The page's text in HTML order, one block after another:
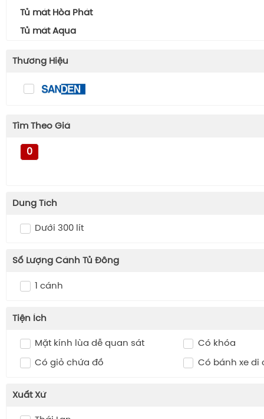
Tủ mát Hòa Phát
Tủ mát Aqua
Thương Hiệu
Tìm Theo Giá
0
Dung Tích
Dưới 300 lít
Số Lượng Cánh Tủ Đông
1 cánh
Tiện Ích
Mặt kính lùa dễ quan sát Có khóa
Có giỏ chứa đồ Có bánh xe di
Xuất Xứ